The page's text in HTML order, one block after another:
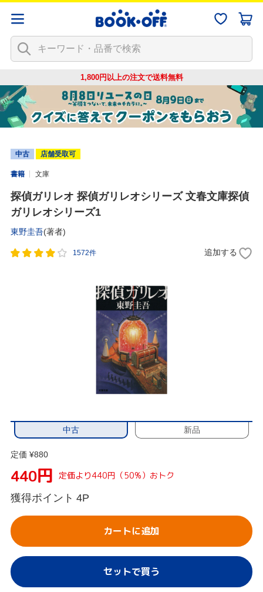
1,800円以上の注文で送料無料
中古 店舗受取可
書籍 文庫
探偵ガリレオ 探偵ガリレオシリーズ 文春文庫探偵
ガリレオシリーズ1
東野圭吾(著者)
1572件 追加する
中古 新品
定価 ¥880
440円 定価より440円（50%）おトク
獲得ポイント 4P
カートに追加
セットで買う